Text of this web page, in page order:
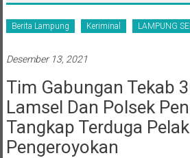
Berita Lampung Keriminal LAMPUNG
Desember 13, 2021
Tim Gabungan Tekab
Lamsel Dan Polsek
Tangkap Terduga
Pengeroyokan